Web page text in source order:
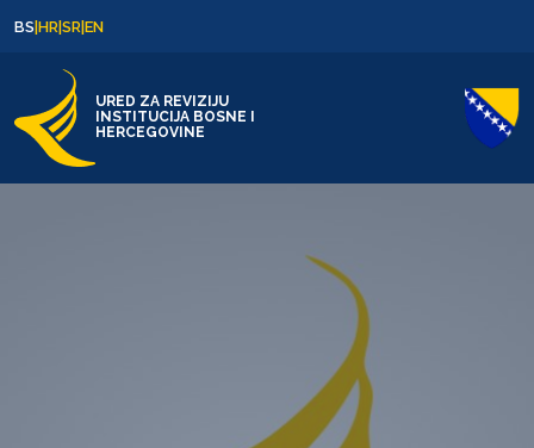
BS|HR|SR|EN
URED ZA REVIZIJU
INSTITUCIJA BOSNE I
HERCEGOVINE